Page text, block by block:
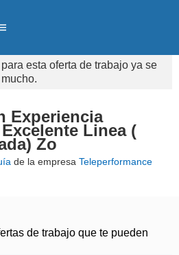
esta oferta de trabajo ya se
Experiencia
Linea (
Zo
de la empresa Teleperformance
de trabajo que te pueden